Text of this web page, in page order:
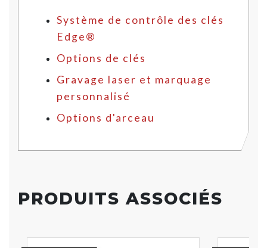
Système de contrôle des clés
Edge®
Options de clés
Gravage laser et marquage
personnalisé
Options d'arceau
PRODUITS ASSOCIÉS